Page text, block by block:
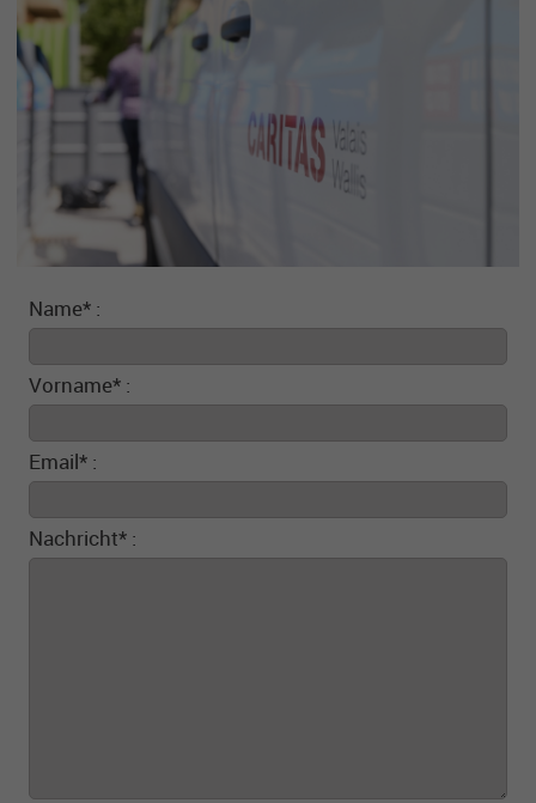
Name* :
Vorname* :
Email* :
Nachricht* :